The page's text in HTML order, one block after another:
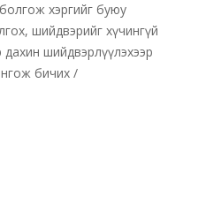
хэргийг буюу
шийдвэрийг хүчингүй
шийдвэрлүүлэхээр
бичих /